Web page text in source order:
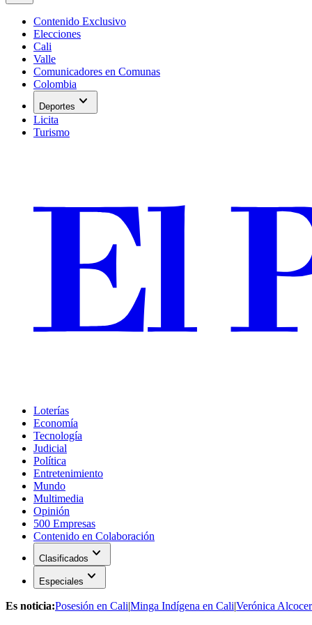
Contenido Exclusivo
Elecciones
Cali
Valle
Comunicadores en Comunas
Colombia
Deportes expand_more
Licita
Turismo
Loterías
Economía
Tecnología
Judicial
Política
Entretenimiento
Mundo
Multimedia
Opinión
500 Empresas
Contenido en Colaboración
Clasificados expand_more
Especiales expand_more
Es noticia:Posesión en Cali|Minga Indígena en Cali|Verónica Alcocer